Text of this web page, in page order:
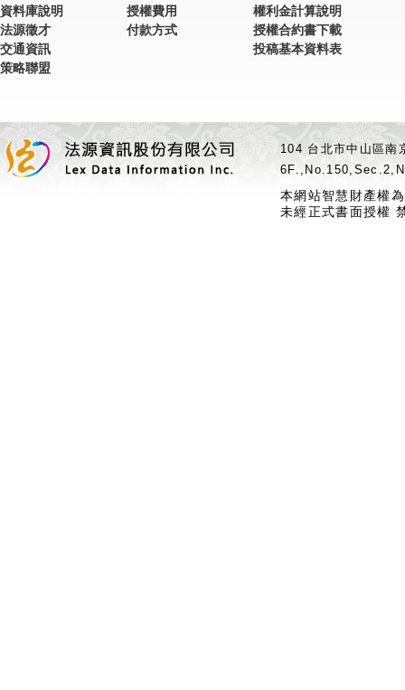
資料庫說明
法源徵才
交通資訊
策略聯盟
授權費用
付款方式
權利金計算說明
授權合約書下載
投稿基本資料表
104 台北市中山區
本網站智慧財產權
未經正式書面授權